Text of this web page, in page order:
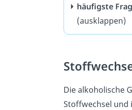
häufigste
(ausklappen)
Die alkoholische
Stoffwechsel und